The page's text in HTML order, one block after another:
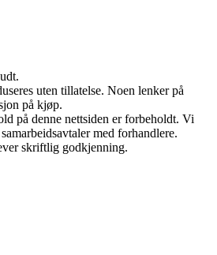
uten tillatelse. Noen lenker på
på kjøp.
på denne nettsiden er forbeholdt. Vi
med forhandlere.
skriftlig godkjenning.